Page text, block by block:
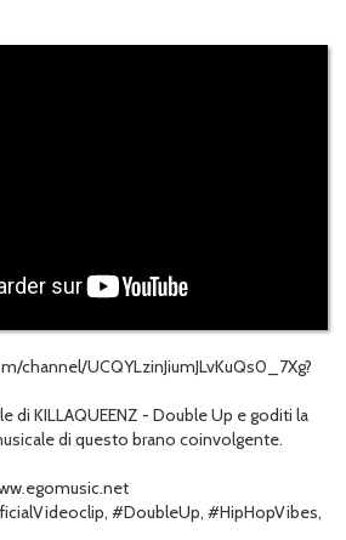
channel/UCQYLzinJiumJLvKuQs0_7Xg?
di KILLAQUEENZ - Double Up e goditi la
di questo brano coinvolgente.
#DoubleUp, #HipHopVibes,